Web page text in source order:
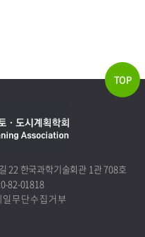
TOP
22 한국과학기술회관 1관 708호
82-01818
일무단수집거부